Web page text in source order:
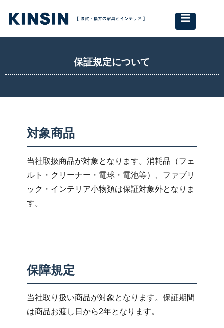
≡
保証規定について
対象商品
当社取扱商品が対象となります。消耗品（フェ
ルト・クリーナー・電球・電池等）、ファブリ
ック・インテリア小物類は保証対象外となりま
す。
保障規定
当社取り扱い商品が対象となります。保証期間
は商品お渡し日から2年となります。